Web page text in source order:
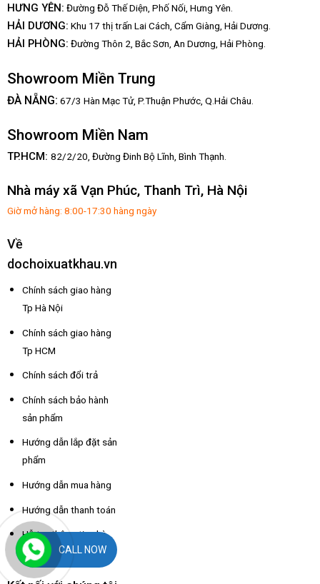
HƯNG YÊN: Đường Đỗ Thế Diện, Phố Nối, Hưng Yên.
HẢI DƯƠNG: Khu 17 thị trấn Lai Cách, Cẩm Giàng, Hải Dương.
HẢI PHÒNG: Đường Thôn 2, Bắc Sơn, An Dương, Hải Phòng.
Showroom Miền Trung
ĐÀ NẴNG: 67/3 Hàn Mạc Tử, P.Thuận Phước, Q.Hải Châu.
Showroom Miền Nam
TP.HCM: 82/2/20, Đường Đinh Bộ Lĩnh, Bình Thạnh.
Nhà máy xã Vạn Phúc, Thanh Trì, Hà Nội
Giờ mở hàng: 8:00-17:30 hàng ngày
Về
dochoixuatkhau.vn
Chính sách giao hàng
Tp Hà Nội
Chính sách giao hàng
Tp HCM
Chính sách đổi trả
Chính sách bảo hành
sản phẩm
Hướng dẫn lắp đặt sản
phẩm
Hướng dẫn mua hàng
Hướng dẫn thanh toán
Hỗ trợ thông tin nhà
xe các tỉnhCALL NOW